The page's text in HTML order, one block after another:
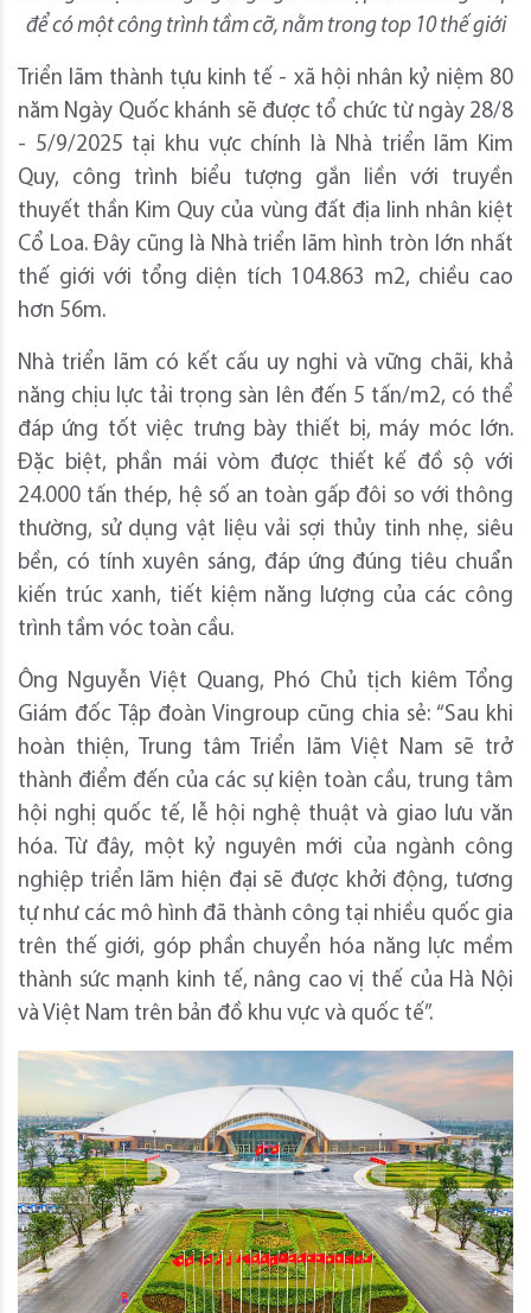
để có một công trình tầm cỡ, nằm trong top 10 thế giới
Triển lãm thành tựu kinh tế - xã hội nhân kỷ niệm 80
năm Ngày Quốc khánh sẽ được tổ chức từ ngày 28/8
- 5/9/2025 tại khu vực chính là Nhà triển lãm Kim
Quy, công trình biểu tượng gắn liền với truyền
thuyết thần Kim Quy của vùng đất địa linh nhân kiệt
Cổ Loa. Đây cũng là Nhà triển lãm hình tròn lớn nhất
thế giới với tổng diện tích 104.863 m2, chiều cao
hơn 56m.
Nhà triển lãm có kết cấu uy nghi và vững chãi, khả
năng chịu lực tải trọng sàn lên đến 5 tấn/m2, có thể
đáp ứng tốt việc trưng bày thiết bị, máy móc lớn.
Đặc biệt, phần mái vòm được thiết kế đồ sộ với
24.000 tấn thép, hệ số an toàn gấp đôi so với thông
thường, sử dụng vật liệu vải sợi thủy tinh nhẹ, siêu
bền, có tính xuyên sáng, đáp ứng đúng tiêu chuẩn
kiến trúc xanh, tiết kiệm năng lượng của các công
trình tầm vóc toàn cầu.
Ông Nguyễn Việt Quang, Phó Chủ tịch kiêm Tổng
Giám đốc Tập đoàn Vingroup cũng chia sẻ: “Sau khi
hoàn thiện, Trung tâm Triển lãm Việt Nam sẽ trở
thành điểm đến của các sự kiện toàn cầu, trung tâm
hội nghị quốc tế, lễ hội nghệ thuật và giao lưu văn
hóa. Từ đây, một kỷ nguyên mới của ngành công
nghiệp triển lãm hiện đại sẽ được khởi động, tương
tự như các mô hình đã thành công tại nhiều quốc gia
trên thế giới, góp phần chuyển hóa năng lực mềm
thành sức mạnh kinh tế, nâng cao vị thế của Hà Nội
và Việt Nam trên bản đồ khu vực và quốc tế”.